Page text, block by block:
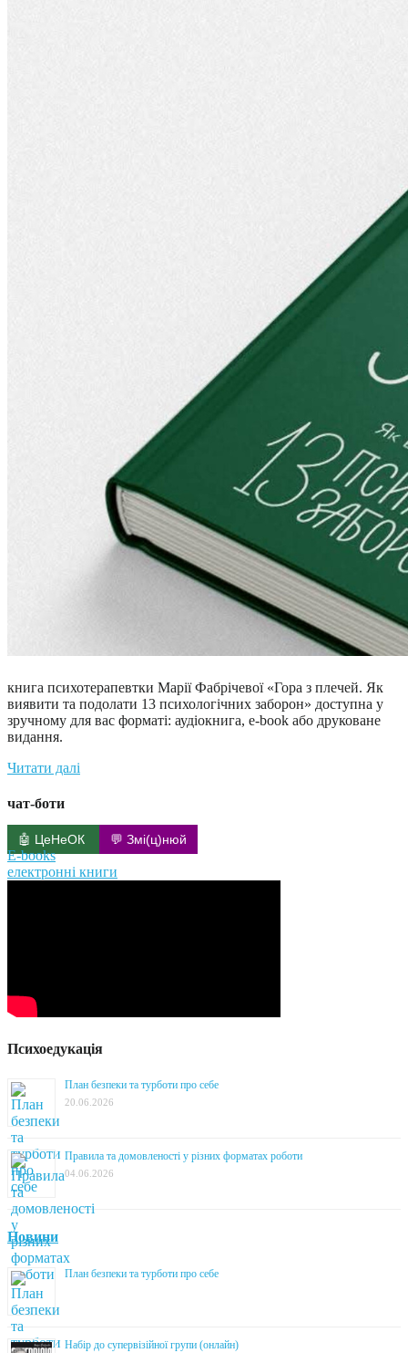
книга психотерапевтки Марії Фабрічевої «Гора з плечей. Як
виявити та подолати 13 психологічних заборон» доступна у
зручному для вас форматі: аудіокнига, e-book або друковане
видання.
Читати далі
чат-боти
🤖 ЦеНеОК 💬 Змі(ц)нюй
E-books
електронні книги
Психоедукація
План безпеки та турботи про себе
20.06.2026
Правила та домовленості у різних форматах роботи
04.06.2026
Новини
План безпеки та турботи про себе
Набір до супервізійної групи (онлайн)